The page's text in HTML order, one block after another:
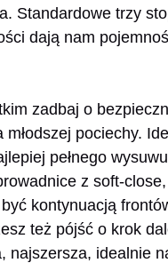
Standardowe trzy
dają nam
zadbaj o
pociechy.
pełnego
z soft-
kontynuacją
też pójść o krok
idealnie